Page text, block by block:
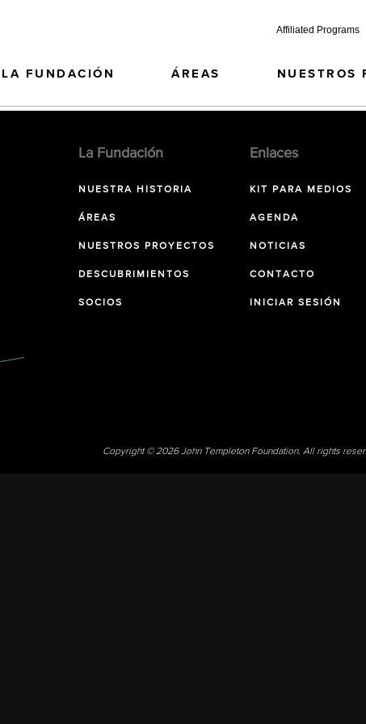
Affiliated Programs
LA FUNDACIÓN ÁREAS NUESTROS
La Fundación
NUESTRA HISTORIA
ÁREAS
NUESTROS PROYECTOS
DESCUBRIMIENTOS
SOCIOS
Enlaces
KIT PARA MEDIOS
AGENDA
NOTICIAS
CONTACTO
INICIAR SESIÓN
Copyright © 2026 John Templeton Foundation. All rights